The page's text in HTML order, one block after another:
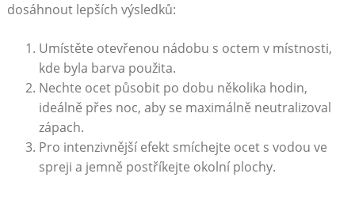
dosáhnout lepších‌ výsledků:
Umístěte otevřenou nádobu s octem v místnosti,
kde byla ⁢barva⁣ použita.
Nechte ‍ocet ‌působit​ po dobu několika hodin,
⁤ideálně ‌přes noc,⁣ aby se maximálně neutralizoval
zápach.
Pro intenzivnější ⁣efekt smíchejte ocet s vodou ​ve
⁣spreji a‍ jemně‌ postříkejte ⁤okolní plochy.